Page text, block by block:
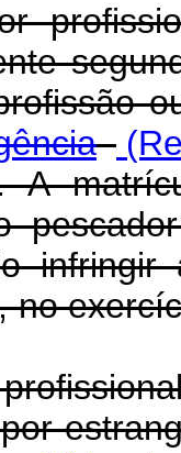
A
infringir
no